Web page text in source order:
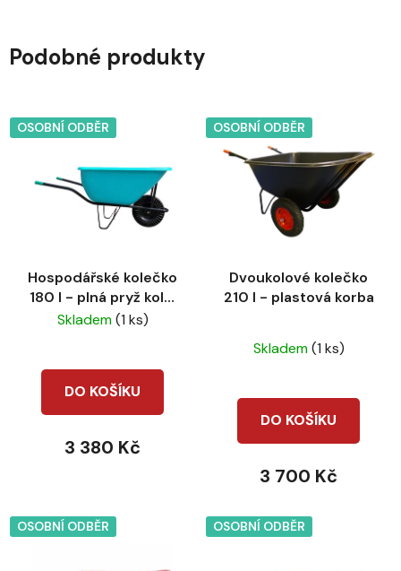
Podobné produkty
OSOBNÍ ODBĚR
Hospodářské kolečko
180 l - plná pryž kolo,
modrá korba
Skladem(1 ks)
DO KOŠÍKU
3 380 Kč
OSOBNÍ ODBĚR
Dvoukolové kolečko
210 l - plastová korba
hodnocení
3,0
5
Skladem(1 ks)
DO KOŠÍKU
3 700 Kč
OSOBNÍ ODBĚR OSOBNÍ ODBĚR